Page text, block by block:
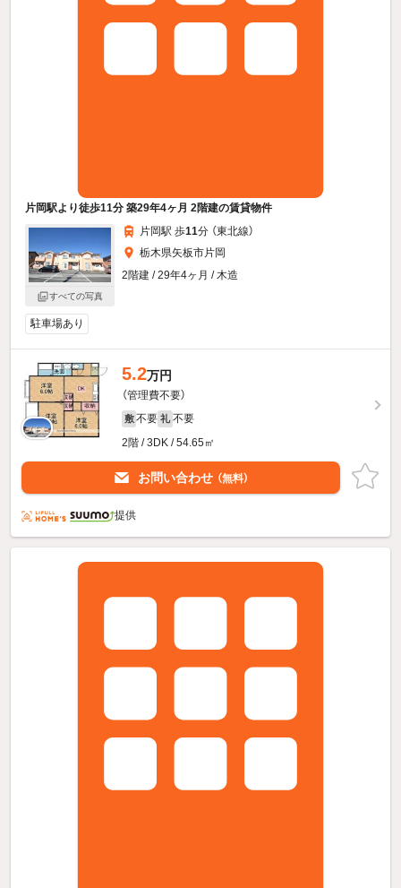
片岡駅より徒歩11分 築29年4ヶ月 2階建の賃貸物件
すべての写真
片岡駅 歩11分 （東北線）
栃木県矢板市片岡
2階建 / 29年4ヶ月 / 木造
駐車場あり
5.2万円
（管理費不要）
敷 不要 礼 不要
2階 / 3DK / 54.65㎡
お問い合わせ （無料）
提供